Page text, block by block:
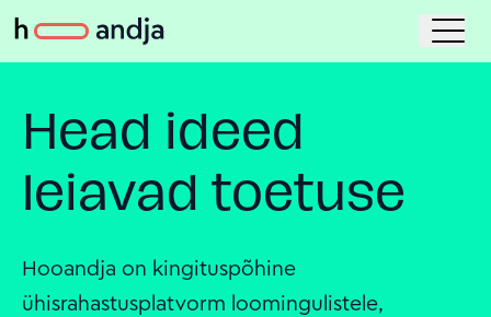
Head ideed
leiavad toetuse
Hooandja on kingituspõhine
ühisrahastusplatvorm loomingulistele,